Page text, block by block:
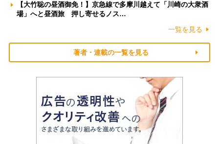
【大竹聡の昼酒御免！】京急線で多摩川越えて「川崎の大衆酒
場」へと昼酒旅 押し寄せるノス…
一覧を見る
著者・連載の一覧を見る